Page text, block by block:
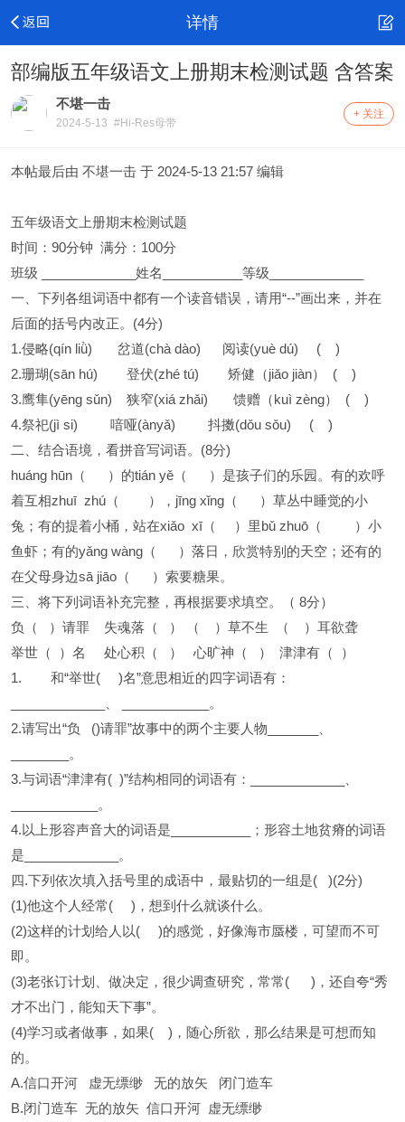
详情
部编版五年级语文上册期末检测试题 含答案
不堪一击
2024-5-13 #Hi-Res母带
+ 关注
本帖最后由 不堪一击 于 2024-5-13 21:57 编辑
五年级语文上册期末检测试题
时间：90分钟 满分：100分
班级 _____________姓名___________等级_____________
一、下列各组词语中都有一个读音错误，请用“--”画出来，并在
后面的括号内改正。(4分)
1.侵略(qín liǜ) 岔道(chà dào) 阅读(yuè dú) ( )
2.珊瑚(sān hú) 登伏(zhé tú) 矫健（jiǎo jiàn） ( )
3.鹰隼(yēng sǔn) 狭窄(xiá zhǎi) 馈赠（kuì zèng） ( )
4.祭祀(jì si) 喑哑(ànyǎ) 抖擞(dǒu sǒu) ( )
二、结合语境，看拼音写词语。(8分)
huáng hūn（ ）的tián yě（ ）是孩子们的乐园。有的欢呼
着互相zhuī zhú（ ），jīng xǐng（ ）草丛中睡觉的小
兔；有的提着小桶，站在xiǎo xī（ ）里bǔ zhuō（ ）小
鱼虾；有的yǎng wàng（ ）落日，欣赏特别的天空；还有的
在父母身边sā jiāo（ ）索要糖果。
三、将下列词语补充完整，再根据要求填空。（ 8分）
负（ ）请罪 失魂落（ ） （ ）草不生 （ ）耳欲聋
举世（ ）名 处心积（ ） 心旷神（ ） 津津有（ ）
1. 和“举世( )名”意思相近的四字词语有：
_____________、 ____________。
2.请写出“负 ()请罪”故事中的两个主要人物_______、
________。
3.与词语“津津有( )”结构相同的词语有：_____________、
____________。
4.以上形容声音大的词语是___________；形容土地贫瘠的词语
是_____________。
四.下列依次填入括号里的成语中，最贴切的一组是( )(2分)
(1)他这个人经常( )，想到什么就谈什么。
(2)这样的计划给人以( )的感觉，好像海市蜃楼，可望而不可
即。
(3)老张订计划、做决定，很少调查研究，常常( )，还自夸“秀
才不出门，能知天下事”。
(4)学习或者做事，如果( )，随心所欲，那么结果是可想而知
的。
A.信口开河 虚无缥缈 无的放矢 闭门造车
B.闭门造车 无的放矢 信口开河 虚无缥缈